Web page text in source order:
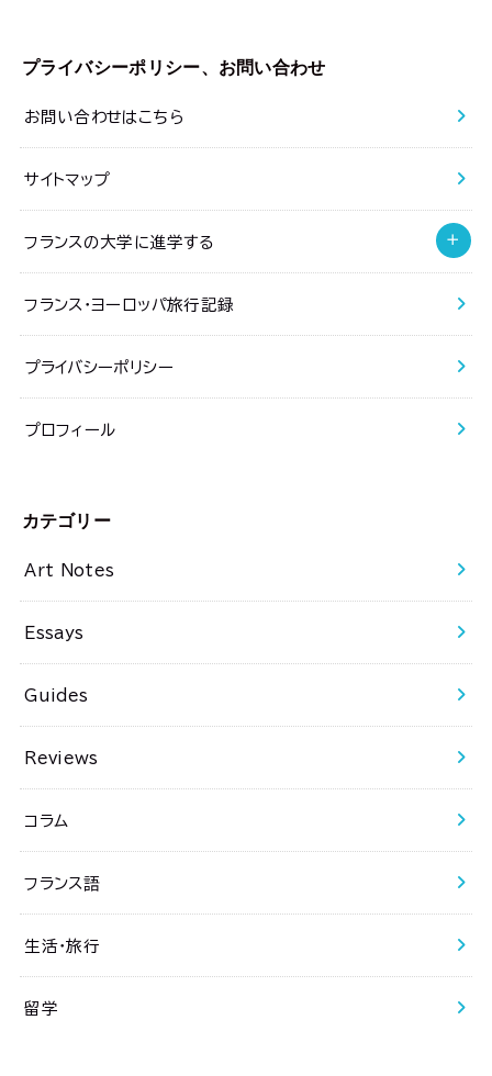
プライバシーポリシー、お問い合わせ
お問い合わせはこちら
サイトマップ
フランスの大学に進学する
フランス・ヨーロッパ旅行記録
プライバシーポリシー
プロフィール
カテゴリー
Art Notes
Essays
Guides
Reviews
コラム
フランス語
生活・旅行
留学